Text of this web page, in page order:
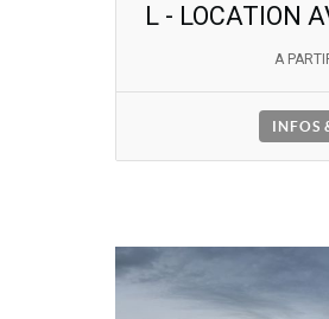
L - LOCATION
A
INFOS